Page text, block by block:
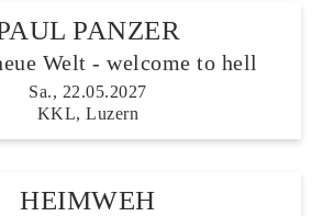
PANZER
Welt - welcome to hell
Sa., 22.05.2027
KKL, Luzern
HEIMWEH